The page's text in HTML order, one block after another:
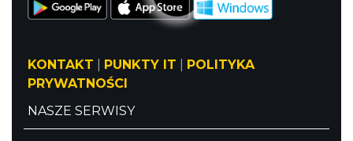
2026-08-21
15.43 km
KONTAKT PUNKTY IT
POLITYKA
PRYWATNOŚCI
NASZE SERWISY